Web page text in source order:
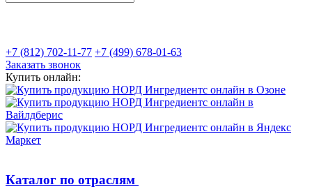
+7 (812) 702-11-77 +7 (499) 678-01-63
Заказать звонок
Купить онлайн:
Каталог по отраслям